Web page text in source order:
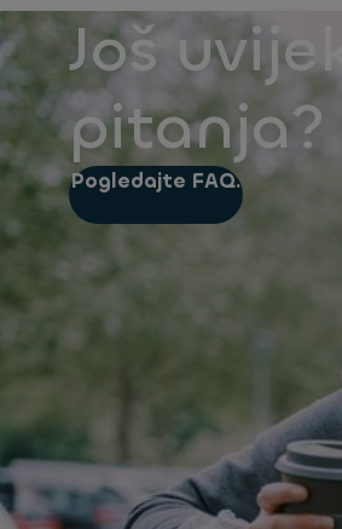
Još
pitanja?
Pogledajte FAQ.